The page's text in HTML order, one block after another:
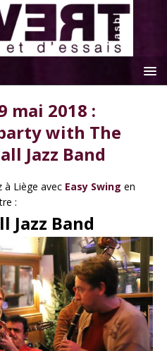
mai 2018 :
with The
Jazz Band
à Liège avec Easy Swing en
:
Jazz Band